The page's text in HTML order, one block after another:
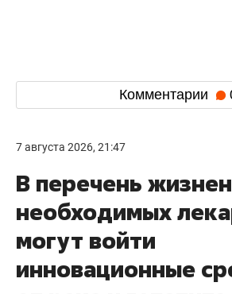
Комментарии
7 августа 2026, 21:47
В перечень
необходимых
могут войти
инновационные